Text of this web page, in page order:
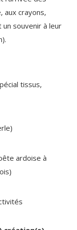
aux crayons,
souvenir à leur
tissus,
ardoise à